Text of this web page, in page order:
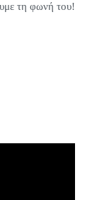
τη φωνή του!